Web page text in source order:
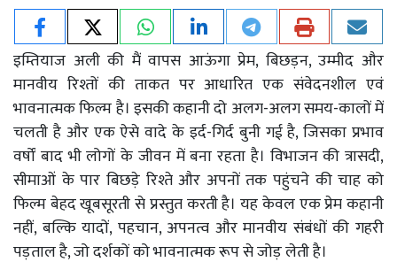
इम्तियाज अली की मैं वापस आऊंगा प्रेम, बिछड़न, उम्मीद और
मानवीय रिश्तों की ताकत पर आधारित एक संवेदनशील एवं
भावनात्मक फिल्म है। इसकी कहानी दो अलग-अलग समय-कालों में
चलती है और एक ऐसे वादे के इर्द-गिर्द बुनी गई है, जिसका प्रभाव
वर्षों बाद भी लोगों के जीवन में बना रहता है। विभाजन की त्रासदी,
सीमाओं के पार बिछड़े रिश्ते और अपनों तक पहुंचने की चाह को
फिल्म बेहद खूबसूरती से प्रस्तुत करती है। यह केवल एक प्रेम कहानी
नहीं, बल्कि यादों, पहचान, अपनत्व और मानवीय संबंधों की गहरी
पड़ताल है, जो दर्शकों को भावनात्मक रूप से जोड़ लेती है।